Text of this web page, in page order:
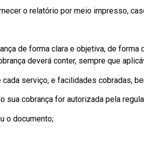
o relatório por meio impresso,
de forma clara e objetiva, de
deverá conter, sempre que
serviço, e facilidades cobradas,
sua cobrança for autorizada pela
o documento;